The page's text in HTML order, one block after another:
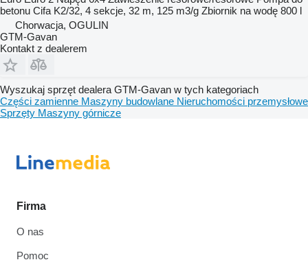
betonu Cifa K2/32, 4 sekcje, 32 m, 125 m3/g Zbiornik na wodę 800 l
Chorwacja, OGULIN
GTM-Gavan
Kontakt z dealerem
Wyszukaj sprzęt dealera GTM-Gavan w tych kategoriach
Części zamienne Maszyny budowlane Nieruchomości przemysłowe
Sprzęty Maszyny górnicze
Firma
O nas
Pomoc